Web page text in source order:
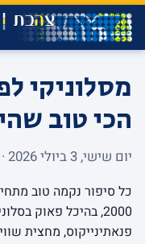
מסלוניקי
הכי טוב
יום שישי, 3 ביולי 2026 · מערכת צהבת